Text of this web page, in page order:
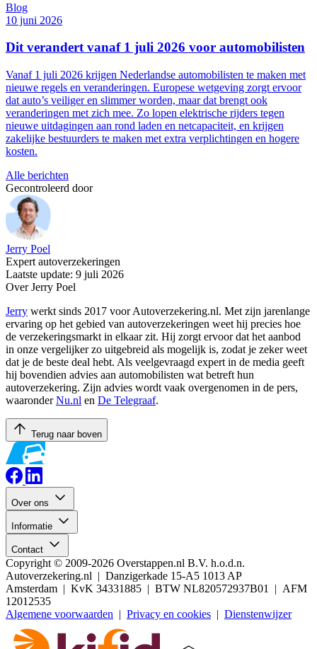
Blog
10 juni 2026
Dit verandert vanaf 1 juli 2026 voor automobilisten
Vanaf 1 juli 2026 krijgen Nederlandse automobilisten te maken met
nieuwe regels en veranderingen. Europese wetgeving zorgt ervoor
dat auto’s veiliger en slimmer worden, maar dat brengt ook
veranderingen met zich mee. Zo lopen elektrische rijders tegen
nieuwe uitdagingen aan rond laden en netcapaciteit, en krijgen
zakelijke bestuurders te maken met extra verplichtingen en hogere
kosten.
Alle berichten
Gecontroleerd door
Jerry Poel
Expert autoverzekeringen
Laatste update: 9 juli 2026
Over Jerry Poel
Jerry werkt sinds 2017 voor Autoverzekering.nl. Met zijn jarenlange
ervaring op het gebied van autoverzekeringen weet hij precies hoe
de verzekeringsmarkt in elkaar zit. Hij zorgt ervoor dat het aanbod
in onze vergelijker zo uitgebreid als mogelijk is, zodat je zeker weet
dat je de beste deal hebt. Als veelgevraagd expert in de media geeft
hij bovendien advies aan automobilisten wat betreft hun
autoverzekering. Zijn advies wordt vaak overgenomen in de pers,
waaronderNu.nl en De Telegraaf.
Terug naar boven
Over ons
Informatie
Contact
Copyright © 2009-2026 Overstappen.nl B.V. h.o.d.n.
Autoverzekering.nl | Danzigerkade 15-A5 1013 AP
Amsterdam | KvK 34331885 | BTW NL820572937B01 | AFM
12012535
Algemene voorwaarden | Privacy en cookies | Dienstenwijzer